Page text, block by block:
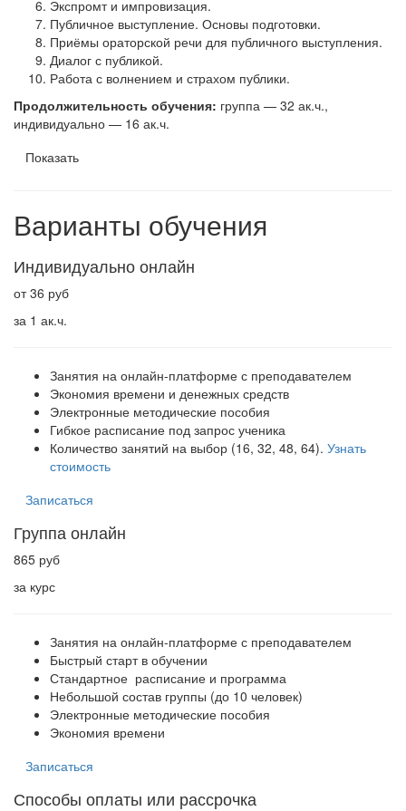
Экспромт и импровизация.
Публичное выступление. Основы подготовки.
Приёмы ораторской речи для публичного выступления.
Диалог с публикой.
Работа с волнением и страхом публики.
Продолжительность обучения: группа — 32 ак.ч.,
индивидуально — 16 ак.ч.
Показать
Варианты обучения
Индивидуально онлайн
от 36 руб
за 1 ак.ч.
Занятия на онлайн-платформе с преподавателем
Экономия времени и денежных средств
Электронные методические пособия
Гибкое расписание под запрос ученика
Количество занятий на выбор (16, 32, 48, 64). Узнать
стоимость
Записаться
Группа онлайн
865 руб
за курс
Занятия на онлайн-платформе с преподавателем
Быстрый старт в обучении
Стандартное расписание и программа
Небольшой состав группы (до 10 человек)
Электронные методические пособия
Экономия времени
Записаться
Способы оплаты или рассрочка